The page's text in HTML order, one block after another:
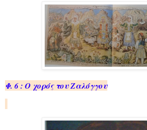
Φ. 6 : Ο χορός του Ζαλόγγου